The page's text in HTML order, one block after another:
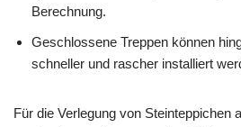
Berechnung.
Geschlossene Treppen können
schneller und rascher installiert
Für die Verlegung von Steinteppichen